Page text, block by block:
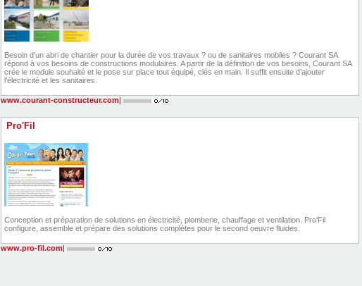
Besoin d’un abri de chantier pour la durée de vos travaux ? ou de sanitaires mobiles ? Courant SA
répond à vos besoins de constructions modulaires. A partir de la définition de vos besoins, Courant SA
crée le module souhaité et le pose sur place tout équipé, clés en main. Il suffit ensuite d’ajouter
l’électricité et les sanitaires.
www.courant-constructeur.com
Pro'Fil
Conception et préparation de solutions en électricité, plomberie, chauffage et ventilation. Pro'Fil
configure, assemble et prépare des solutions complètes pour le second oeuvre fluides.
www.pro-fil.com